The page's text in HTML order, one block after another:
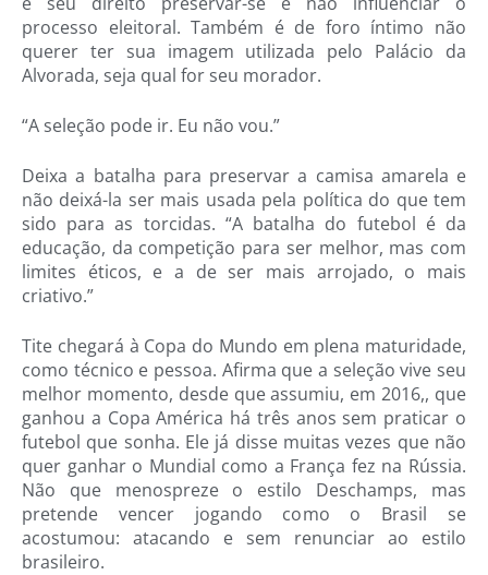
processo eleitoral. Também é de foro íntimo não
querer ter sua imagem utilizada pelo Palácio da
Alvorada, seja qual for seu morador.
“A seleção pode ir. Eu não vou.”
Deixa a batalha para preservar a camisa amarela e
não deixá-la ser mais usada pela política do que tem
sido para as torcidas. “A batalha do futebol é da
educação, da competição para ser melhor, mas com
limites éticos, e a de ser mais arrojado, o mais
criativo.”
Tite chegará à Copa do Mundo em plena maturidade,
como técnico e pessoa. Afirma que a seleção vive seu
melhor momento, desde que assumiu, em 2016,, que
ganhou a Copa América há três anos sem praticar o
futebol que sonha. Ele já disse muitas vezes que não
quer ganhar o Mundial como a França fez na Rússia.
Não que menospreze o estilo Deschamps, mas
pretende vencer jogando como o Brasil se
acostumou: atacando e sem renunciar ao estilo
brasileiro.